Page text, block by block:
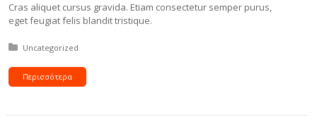
Cras aliquet cursus gravida. Etiam consectetur semper purus,
eget feugiat felis blandit tristique.
Δημοσιεύτηκε σε:
Uncategorized
Περισσότερα